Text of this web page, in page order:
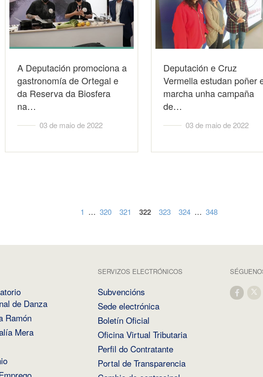
A Deputación promociona a
gastronomía de Ortegal e
da Reserva da Biosfera
na…
03 de maio de 2022
Deputación e Cruz
Vermella estudan poñer
marcha unha campaña
de…
03 de maio de 2022
1 ... 320 321 322 323 324 ... 348
de Danza
Ramón
Mera
SERVIZOS ELECTRÓNICOS
Subvencións
Sede electrónica
Boletín Oficial
Oficina Virtual Tributaria
Perfil do Contratante
Portal de Transparencia